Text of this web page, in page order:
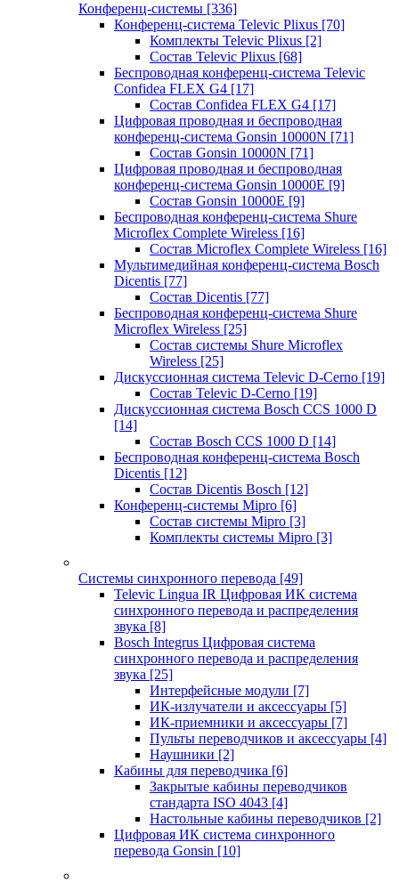
Конференц-системы [336]
Конференц-система Televic Plixus [70]
Комплекты Televic Plixus [2]
Состав Televic Plixus [68]
Беспроводная конференц-система Televic
Confidea FLEX G4 [17]
Состав Confidea FLEX G4 [17]
Цифровая проводная и беспроводная
конференц-система Gonsin 10000N [71]
Состав Gonsin 10000N [71]
Цифровая проводная и беспроводная
конференц-система Gonsin 10000E [9]
Состав Gonsin 10000E [9]
Беспроводная конференц-система Shure
Microflex Complete Wireless [16]
Состав Microflex Complete Wireless [16]
Мультимедийная конференц-система Bosch
Dicentis [77]
Состав Dicentis [77]
Беспроводная конференц-система Shure
Microflex Wireless [25]
Состав системы Shure Microflex
Wireless [25]
Дискуссионная система Televic D-Cerno [19]
Состав Televic D-Cerno [19]
Дискуссионная система Bosch CCS 1000 D
[14]
Состав Bosch CCS 1000 D [14]
Беспроводная конференц-система Bosch
Dicentis [12]
Состав Dicentis Bosch [12]
Конференц-системы Mipro [6]
Состав системы Mipro [3]
Комплекты системы Mipro [3]
Системы синхронного перевода [49]
Televic Lingua IR Цифровая ИК система
синхронного перевода и распределения
звука [8]
Bosch Integrus Цифровая система
синхронного перевода и распределения
звука [25]
Интерфейсные модули [7]
ИК-излучатели и аксессуары [5]
ИК-приемники и аксессуары [7]
Пульты переводчиков и аксессуары [4]
Наушники [2]
Кабины для переводчика [6]
Закрытые кабины переводчиков
стандарта ISO 4043 [4]
Настольные кабины переводчиков [2]
Цифровая ИК система синхронного
перевода Gonsin [10]